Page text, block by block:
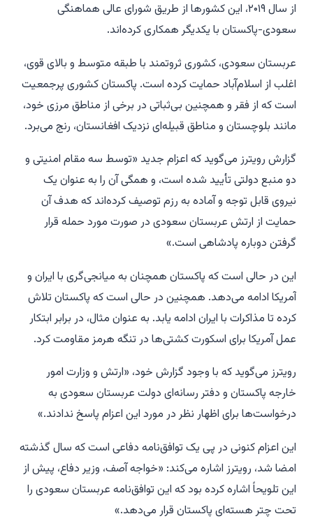
از سال ۲۰۱۹، این کشورها از طریق شورای عالی هماهنگی
سعودی-پاکستان با یکدیگر همکاری کرده‌اند.
عربستان سعودی، کشوری ثروتمند با طبقه متوسط و بالای قوی،
اغلب از اسلام‌آباد حمایت کرده است. پاکستان کشوری پرجمعیت
است که از فقر و همچنین بی‌ثباتی در برخی از مناطق مرزی خود،
مانند بلوچستان و مناطق قبیله‌ای نزدیک افغانستان، رنج می‌برد.
گزارش رویترز می‌گوید که اعزام جدید «توسط سه مقام امنیتی و
دو منبع دولتی تأیید شده است، و همگی آن را به عنوان یک
نیروی قابل توجه و آماده به رزم توصیف کرده‌اند که هدف آن
حمایت از ارتش عربستان سعودی در صورت مورد حمله قرار
گرفتن دوباره پادشاهی است.»
این در حالی است که پاکستان همچنان به میانجی‌گری با ایران و
آمریکا ادامه می‌دهد. همچنین در حالی است که پاکستان تلاش
کرده تا مذاکرات با ایران ادامه یابد. به عنوان مثال، در برابر ابتکار
عمل آمریکا برای اسکورت کشتی‌ها در تنگه هرمز مقاومت کرد.
رویترز می‌گوید که با وجود گزارش خود، «ارتش و وزارت امور
خارجه پاکستان و دفتر رسانه‌ای دولت عربستان سعودی به
درخواست‌ها برای اظهار نظر در مورد این اعزام پاسخ ندادند.»
این اعزام کنونی در پی یک توافق‌نامه دفاعی است که سال گذشته
امضا شد، رویترز اشاره می‌کند: «خواجه آصف، وزیر دفاع، پیش از
این تلویحاً اشاره کرده بود که این توافق‌نامه عربستان سعودی را
تحت چتر هسته‌ای پاکستان قرار می‌دهد.»